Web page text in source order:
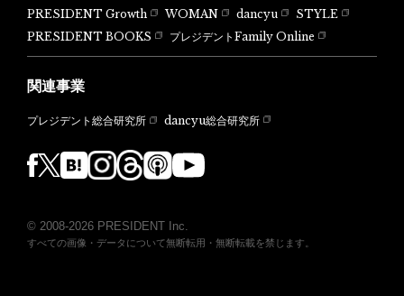
PRESIDENT Growth WOMAN dancyu
STYLE
PRESIDENT BOOKS
プレジデントFamily Online
関連事業
プレジデント総合研究所 dancyu総合研究所
© 2008-2026 PRESIDENT Inc.
すべての画像・データについて無断転用・無断転載を禁じます。